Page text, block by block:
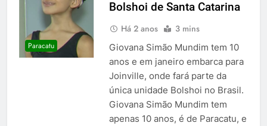
Paracatu
Bolshoi de Santa Catarina
Há 2 anos 3 mins
Giovana Simão Mundim tem 10
anos e em janeiro embarca para
Joinville, onde fará parte da
única unidade Bolshoi no Brasil.
Giovana Simão Mundim tem
apenas 10 anos, é de Paracatu, e